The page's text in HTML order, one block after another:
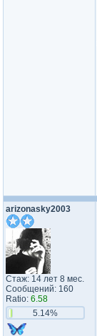
arizonasky2003
Стаж: 14 лет 8 мес.
Сообщений: 160
Ratio: 6.58
5.14%